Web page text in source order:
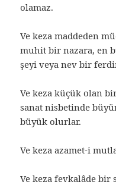
olamaz.
Ve keza maddeden
muhit bir nazara, en
şeyi veya nev bir
Ve keza küçük olan
sanat nisbetinde
büyük olurlar.
Ve keza azamet-i
Ve keza fevkalâde